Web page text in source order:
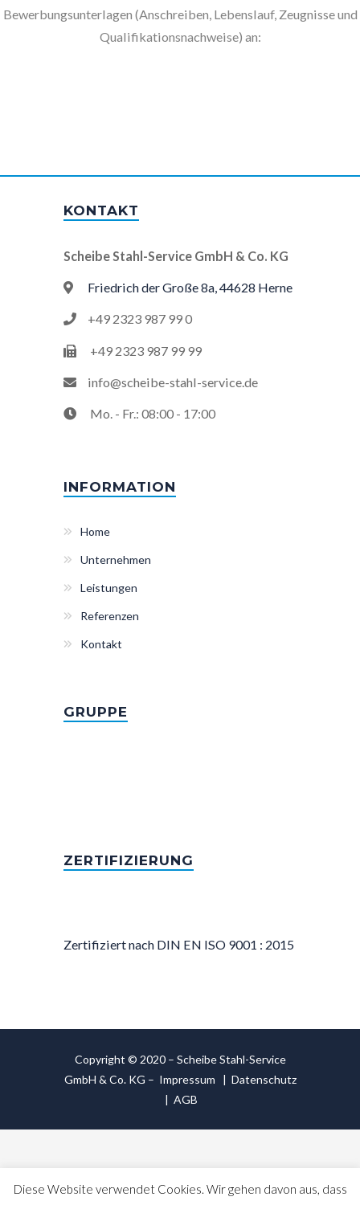
Bewerbungsunterlagen (Anschreiben, Lebenslauf, Zeugnisse und
Qualifikationsnachweise) an:
KONTAKT
Scheibe Stahl-Service GmbH & Co. KG
Friedrich der Große 8a, 44628 Herne
+49 2323 987 99 0
+49 2323 987 99 99
info@scheibe-stahl-service.de
Mo. - Fr.: 08:00 - 17:00
INFORMATION
Home
Unternehmen
Leistungen
Referenzen
Kontakt
GRUPPE
ZERTIFIZIERUNG
Zertifiziert nach DIN EN ISO 9001 : 2015
Copyright © 2020 – Scheibe Stahl-Service
GmbH & Co. KG – Impressum | Datenschutz
| AGB
Diese Website verwendet Cookies. Wir gehen davon aus, dass